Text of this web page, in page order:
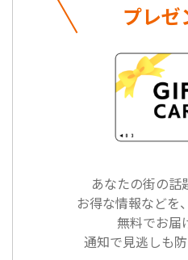
プレゼ
あなたの街の話
お得な情報などを
無料でお届
通知で見逃しも